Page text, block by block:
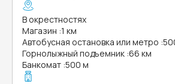
В окрестностях
Магазин :1 км
Автобусная остановка или метро :
Горнолыжный подъемник :66 км
Банкомат :500 м